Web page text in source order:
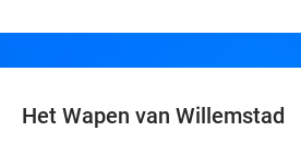
Het Wapen van Willemstad